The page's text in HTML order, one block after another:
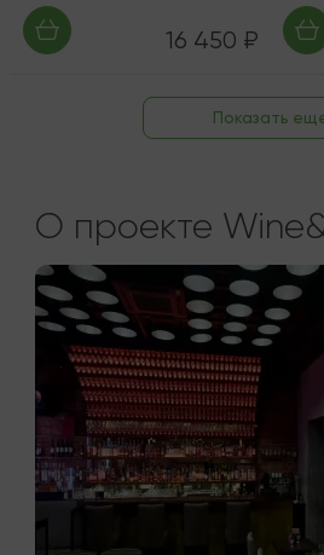
16 450 ₽
Показать
О проекте